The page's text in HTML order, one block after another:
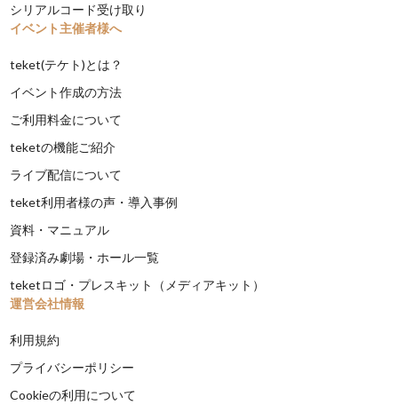
シリアルコード受け取り
イベント主催者様へ
teket(テケト)とは？
イベント作成の方法
ご利用料金について
teketの機能ご紹介
ライブ配信について
teket利用者様の声・導入事例
資料・マニュアル
登録済み劇場・ホール一覧
teketロゴ・プレスキット（メディアキット）
運営会社情報
利用規約
プライバシーポリシー
Cookieの利用について